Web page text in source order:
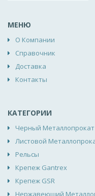
МЕНЮ
О Компании
Справочник
Доставка
Контакты
КАТЕГОРИИ
Черный Металлопрокат
Листовой
Рельсы
Крепеж Gantrex
Крепеж GSR
Нержавеющий